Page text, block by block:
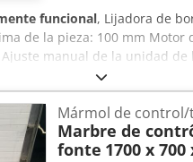
funcional, Lijadora de
de la pieza: 100 mm Motor
manual de la unidad
Velocidad de avance
Mármol de
Marbre de
fonte 1700 x